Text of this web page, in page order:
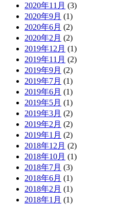
2020年11月 (3)
2020年9月 (1)
2020年6月 (2)
2020年2月 (2)
2019年12月 (1)
2019年11月 (2)
2019年9月 (2)
2019年7月 (1)
2019年6月 (1)
2019年5月 (1)
2019年3月 (2)
2019年2月 (2)
2019年1月 (2)
2018年12月 (2)
2018年10月 (1)
2018年7月 (3)
2018年6月 (1)
2018年2月 (1)
2018年1月 (1)